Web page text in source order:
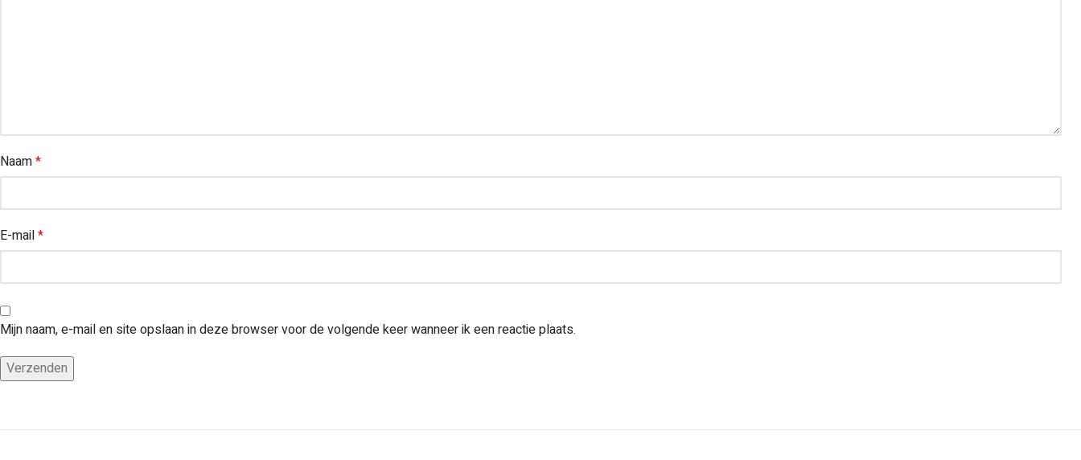
Naam*
E-mail*
Mijn naam, e-mail en site opslaan in deze browser voor de volgende keer wanneer ik een reactie plaats.